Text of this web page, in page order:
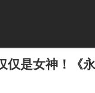
仅是女神！《